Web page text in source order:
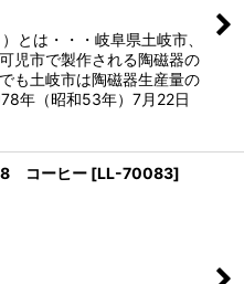
とは・・・岐阜県土岐市、
児市で製作される陶磁器の
も土岐市は陶磁器生産量の
年（昭和53年）7月22日
コーヒー [LL-70083]